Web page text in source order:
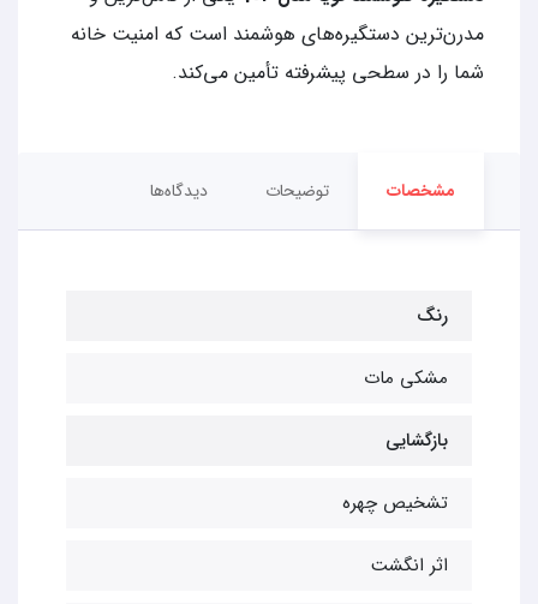
مدرن‌ترین دستگیره‌های هوشمند است که امنیت خانه
شما را در سطحی پیشرفته تأمین می‌کند.
مشخصات توضیحات دیدگاه‌ها
رنگ
مشکی مات
بازگشایی
تشخیص چهره
اثر انگشت